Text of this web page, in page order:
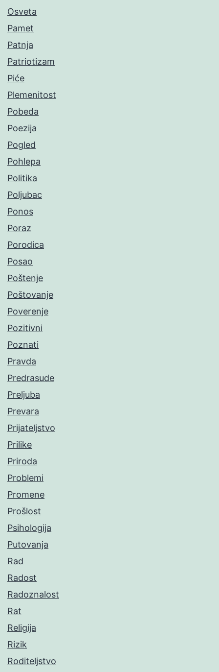
Osveta
Pamet
Patnja
Patriotizam
Piće
Plemenitost
Pobeda
Poezija
Pogled
Pohlepa
Politika
Poljubac
Ponos
Poraz
Porodica
Posao
Poštenje
Poštovanje
Poverenje
Pozitivni
Poznati
Pravda
Predrasude
Preljuba
Prevara
Prijateljstvo
Prilike
Priroda
Problemi
Promene
Prošlost
Psihologija
Putovanja
Rad
Radost
Radoznalost
Rat
Religija
Rizik
Roditeljstvo